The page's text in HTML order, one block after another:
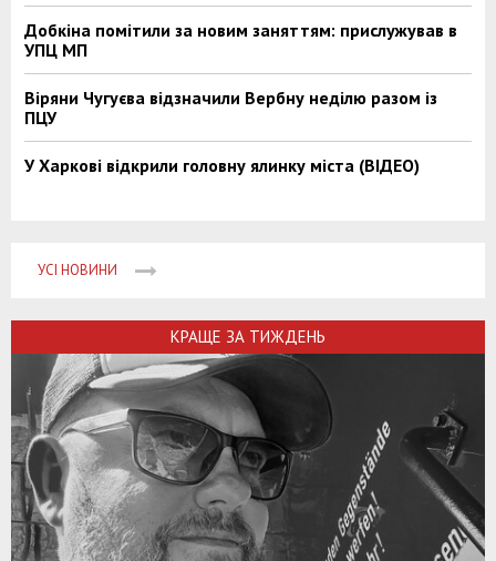
Добкіна помітили за новим заняттям: прислужував в
УПЦ МП
Віряни Чугуєва відзначили Вербну неділю разом із
ПЦУ
У Харкові відкрили головну ялинку міста (ВІДЕО)
УСІ НОВИНИ
КРАЩЕ ЗА ТИЖДЕНЬ